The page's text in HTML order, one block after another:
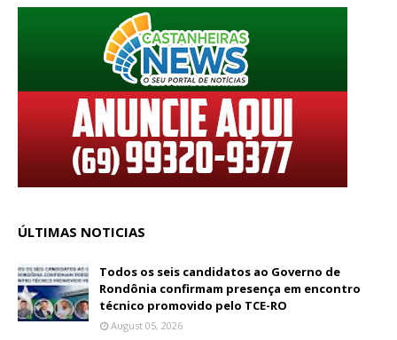
ÚLTIMAS NOTICIAS
Todos os seis candidatos ao Governo de
Rondônia confirmam presença em encontro
técnico promovido pelo TCE-RO
August 05, 2026